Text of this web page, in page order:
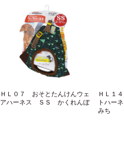
ＨＬ０７ おそとたんけんウェ
アハーネス ＳＳ かくれんぼ
ＨＬ１
トハー
みち